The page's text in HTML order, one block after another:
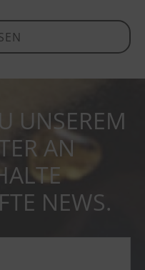
UNSEREM
AN
NEWS.